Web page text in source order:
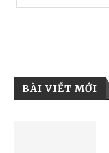
BÀI VIẾT MỚI